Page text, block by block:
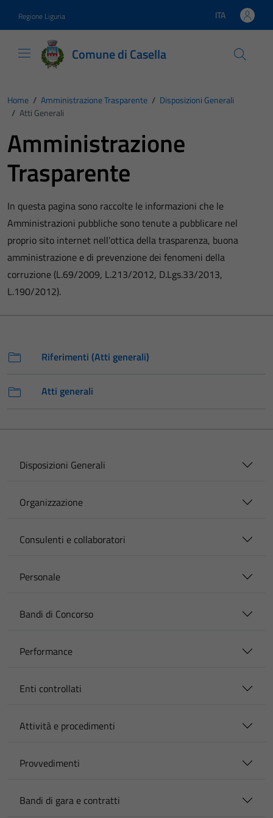
Regione Liguria Lingua attiva:
ITA
Comune di Casella
Home / Amministrazione Trasparente / Disposizioni Generali
/ Atti Generali
Amministrazione
Trasparente
In questa pagina sono raccolte le informazioni che le
Amministrazioni pubbliche sono tenute a pubblicare nel
proprio sito internet nell’ottica della trasparenza, buona
amministrazione e di prevenzione dei fenomeni della
corruzione (L.69/2009, L.213/2012, D.Lgs.33/2013,
L.190/2012).
Riferimenti (Atti generali)
Atti generali
Disposizioni Generali
Organizzazione
Consulenti e collaboratori
Personale
Bandi di Concorso
Performance
Enti controllati
Attività e procedimenti
Provvedimenti
Bandi di gara e contratti